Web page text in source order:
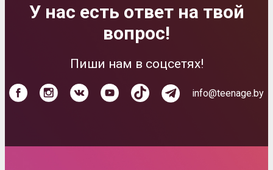
У нас есть ответ на твой
вопрос!
Пиши нам в соцсетях!
info@teenage.by